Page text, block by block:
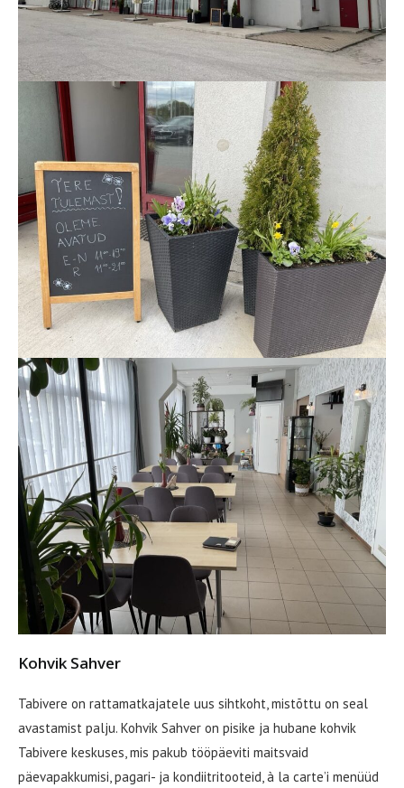
Kohvik Sahver
Tabivere on rattamatkajatele uus sihtkoht, mistõttu on seal
avastamist palju. Kohvik Sahver on pisike ja hubane kohvik
Tabivere keskuses, mis pakub tööpäeviti maitsvaid
päevapakkumisi, pagari- ja kondiitritooteid, à la carte’i menüüd